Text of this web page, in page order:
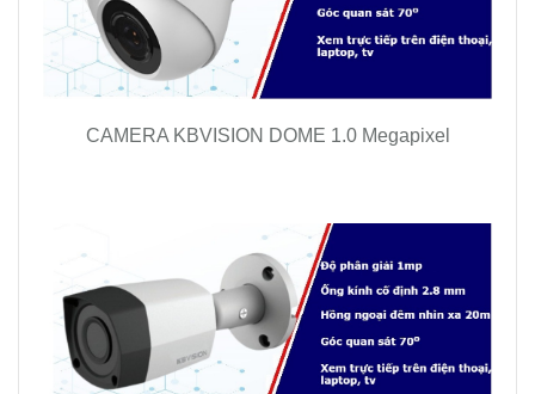
CAMERA KBVISION DOME 1.0 Megapixel